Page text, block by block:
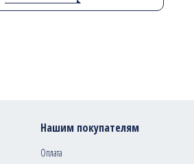
Нашим покупателям
Оплата